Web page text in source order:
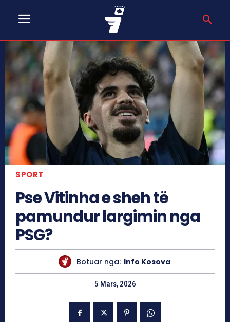
SPORT
Pse Vitinha e sheh të
pamundur largimin nga
PSG?
Botuar nga: Info Kosova
5 Mars, 2026